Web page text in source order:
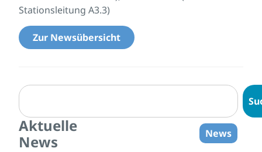
Stationsleitung A3.3)
Zur Newsübersicht
Aktuelle
News
News